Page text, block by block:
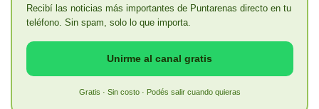
Recibí las noticias más importantes de Puntarenas directo en tu
teléfono. Sin spam, solo lo que importa.
Unirme al canal gratis
Gratis · Sin costo · Podés salir cuando quieras